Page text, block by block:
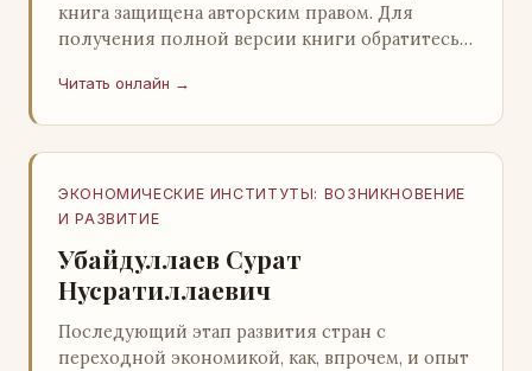
книга защищена авторским правом. Для
получения полной версии книги обратитесь к
легального ко…
Читать онлайн →
ЭКОНОМИЧЕСКИЕ ИНСТИТУТЫ: ВОЗНИКНОВЕНИЕ
И РАЗВИТИЕ
Убайдуллаев Сурат
Нусратиллаевич
Последующий этап развития стран с
переходной экономикой, как, впрочем, и опыт